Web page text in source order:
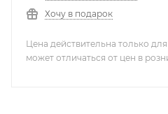
Хочу в подарок
Цена действительна только
может отличаться от цен в